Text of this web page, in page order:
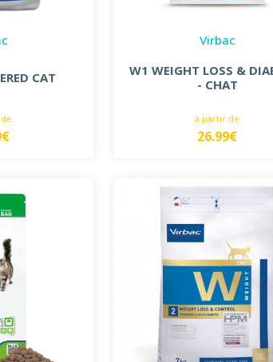
CAT
Virbac
W1 WEIGHT LOSS &
- CHAT
à partir de
26.99€